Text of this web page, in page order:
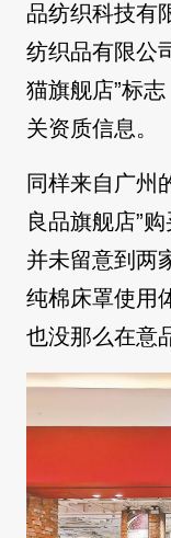
品纺织科技有
纺织品有限公
猫旗舰店”标
关资质信息。
同样来自广州
良品旗舰店”
并未留意到两
纯棉床罩使用
也没那么在意